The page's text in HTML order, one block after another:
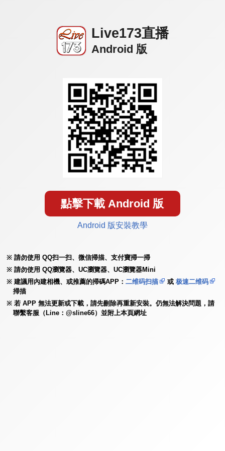
Live173直播
Android 版
點擊下載 Android 版
Android 版安裝教學
請勿使用 QQ扫一扫、微信掃描、支付寶掃一掃
請勿使用 QQ瀏覽器、UC瀏覽器、UC瀏覽器Mini
建議用內建相機、或推薦的掃碼APP：二维码扫描 或极速二维码
掃描
若 APP 無法更新或下載，請先刪除再重新安裝。仍無法解決問題，請
聯繫客服（Line：@sline66）並附上本頁網址